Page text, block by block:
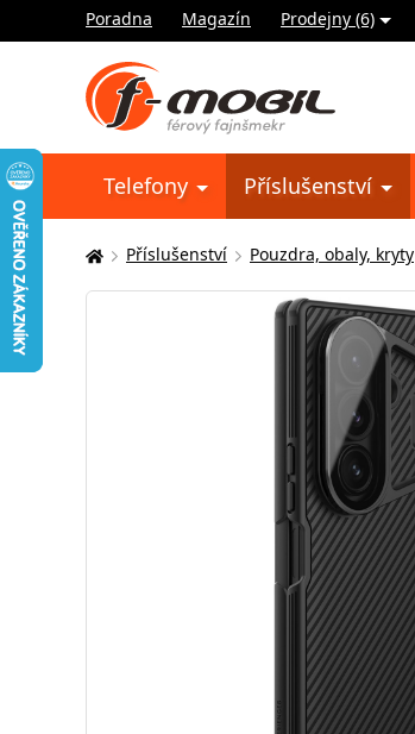
Poradna Magazín Prodejny (6)
Telefony Příslušenství
Zde
se
Příslušenství Pouzdra, obaly, kryty